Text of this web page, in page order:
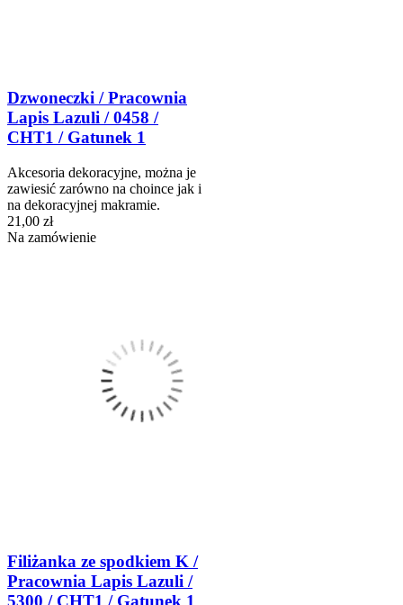
Dzwoneczki / Pracownia
Lapis Lazuli / 0458 /
CHT1 / Gatunek 1
Akcesoria dekoracyjne, można je
zawiesić zarówno na choince jak i
na dekoracyjnej makramie.
21,00 zł
Na zamówienie
Filiżanka ze spodkiem K /
Pracownia Lapis Lazuli /
5300 / CHT1 / Gatunek 1